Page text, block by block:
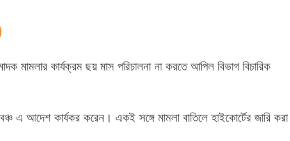
মামলার কার্যক্রম ছয় মাস পরিচালনা না করতে আপিল বিভাগ বিচারিক
এ আদেশ কার্যকর করেন। একই সঙ্গে মামলা বাতিলে হাইকোর্টের জারি করা